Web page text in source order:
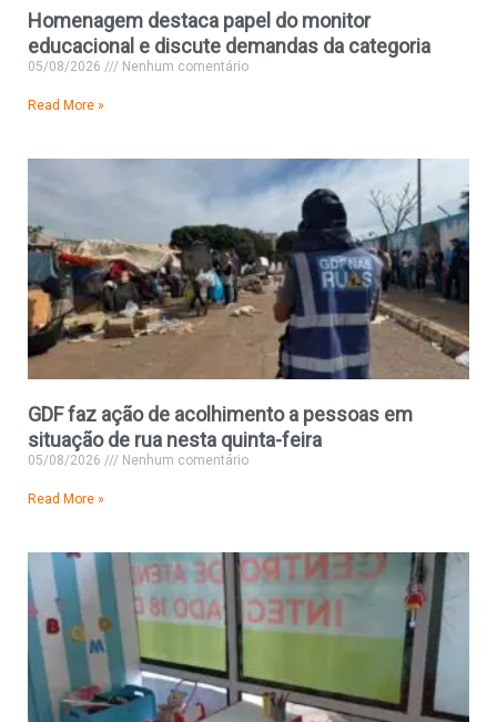
Homenagem destaca papel do monitor
educacional e discute demandas da categoria
05/08/2026 Nenhum comentário
Read More »
GDF faz ação de acolhimento a pessoas em
situação de rua nesta quinta-feira
05/08/2026 Nenhum comentário
Read More »